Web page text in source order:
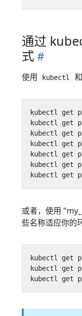
通过
式
使用 kubectl
kubectl get
kubectl get
kubectl get
kubectl get
kubectl get
kubectl get
或者，使用
些名称适应你的
kubectl get
kubectl get
kubectl get